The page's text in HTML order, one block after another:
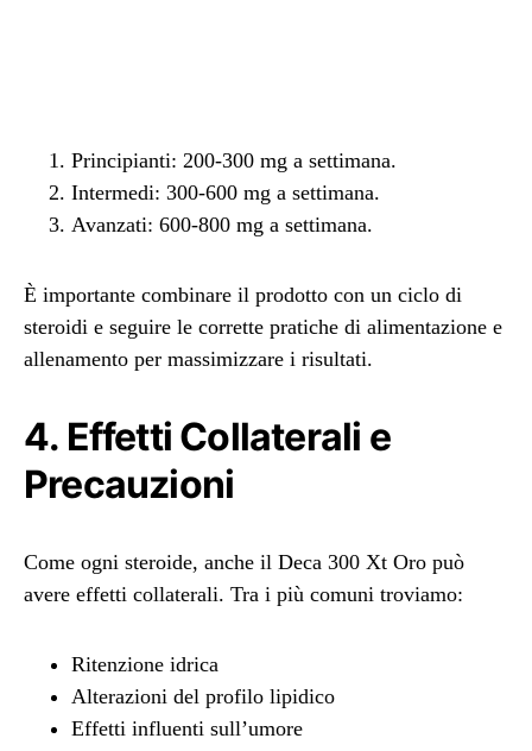
Principianti: 200-300 mg a settimana.
Intermedi: 300-600 mg a settimana.
Avanzati: 600-800 mg a settimana.
È importante combinare il prodotto con un ciclo di
steroidi e seguire le corrette pratiche di alimentazione e
allenamento per massimizzare i risultati.
4. Effetti Collaterali e
Precauzioni
Come ogni steroide, anche il Deca 300 Xt Oro può
avere effetti collaterali. Tra i più comuni troviamo:
Ritenzione idrica
Alterazioni del profilo lipidico
Effetti influenti sull’umore